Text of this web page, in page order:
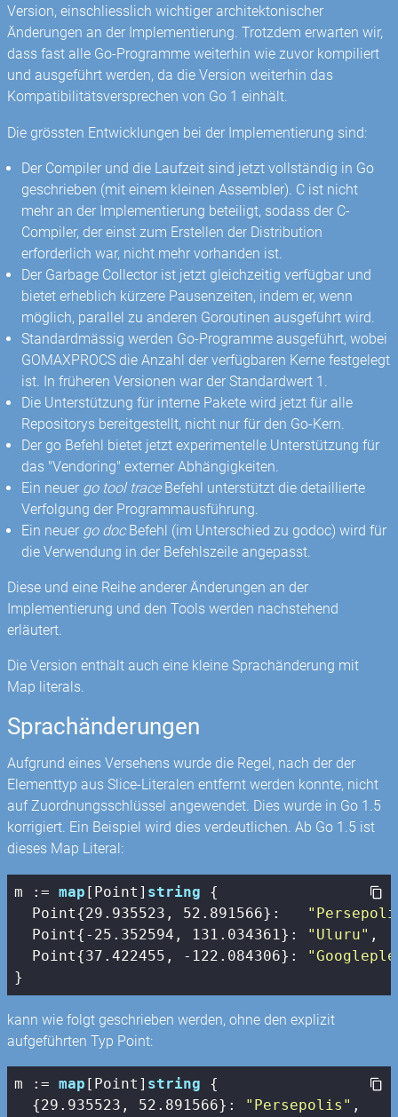
Version, einschliesslich wichtiger architektonischer
Änderungen an der Implementierung. Trotzdem erwarten wir,
dass fast alle Go-Programme weiterhin wie zuvor kompiliert
und ausgeführt werden, da die Version weiterhin das
Kompatibilitätsversprechen von Go 1 einhält.
Die grössten Entwicklungen bei der Implementierung sind:
Der Compiler und die Laufzeit sind jetzt vollständig in Go
geschrieben (mit einem kleinen Assembler). C ist nicht
mehr an der Implementierung beteiligt, sodass der C-
Compiler, der einst zum Erstellen der Distribution
erforderlich war, nicht mehr vorhanden ist.
Der Garbage Collector ist jetzt gleichzeitig verfügbar und
bietet erheblich kürzere Pausenzeiten, indem er, wenn
möglich, parallel zu anderen Goroutinen ausgeführt wird.
Standardmässig werden Go-Programme ausgeführt, wobei
GOMAXPROCS die Anzahl der verfügbaren Kerne festgelegt
ist. In früheren Versionen war der Standardwert 1.
Die Unterstützung für interne Pakete wird jetzt für alle
Repositorys bereitgestellt, nicht nur für den Go-Kern.
Der go Befehl bietet jetzt experimentelle Unterstützung für
das "Vendoring" externer Abhängigkeiten.
Ein neuer go tool traceBefehl unterstützt die detaillierte
Verfolgung der Programmausführung.
Ein neuer go docBefehl (im Unterschied zu godoc) wird für
die Verwendung in der Befehlszeile angepasst.
Diese und eine Reihe anderer Änderungen an der
Implementierung und den Tools werden nachstehend
erläutert.
Die Version enthält auch eine kleine Sprachänderung mit
Map literals.
Sprachänderungen
Aufgrund eines Versehens wurde die Regel, nach der der
Elementtyp aus Slice-Literalen entfernt werden konnte, nicht
auf Zuordnungsschlüssel angewendet. Dies wurde in Go 1.5
korrigiert. Ein Beispiel wird dies verdeutlichen. Ab Go 1.5 ist
dieses Map Literal:
m := map [Point] string {
  Point{
29.935523 , 52.891566}:
  Point{
-25.352594 , 131.034361 }: "Uluru" ,
  Point{
37.422455 , -122.084306}:
}
kann wie folgt geschrieben werden, ohne den explizit
aufgeführten Typ Point:
m := map [Point] string {
  {
29.935523 , 52.891566}: "Persepolis" ,